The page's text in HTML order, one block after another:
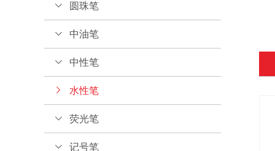
圆珠笔
中油笔
中性笔
水性笔
荧光笔
记号笔